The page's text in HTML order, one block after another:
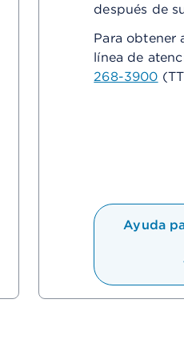
después de
Para obtener
línea de
268-3900
Ayuda